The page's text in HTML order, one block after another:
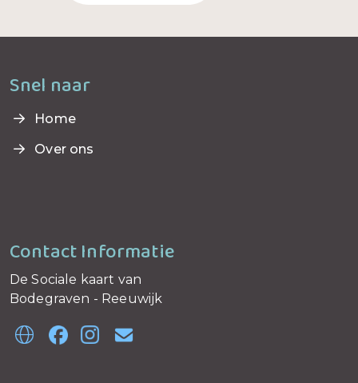
Snel naar
Home
Over ons
Contact Informatie
De Sociale kaart van
Bodegraven - Reeuwijk